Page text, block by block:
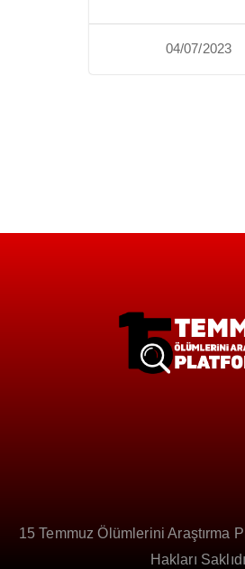
04/07/2023
15 Temmuz Ölümlerini Araştırma
Hakları